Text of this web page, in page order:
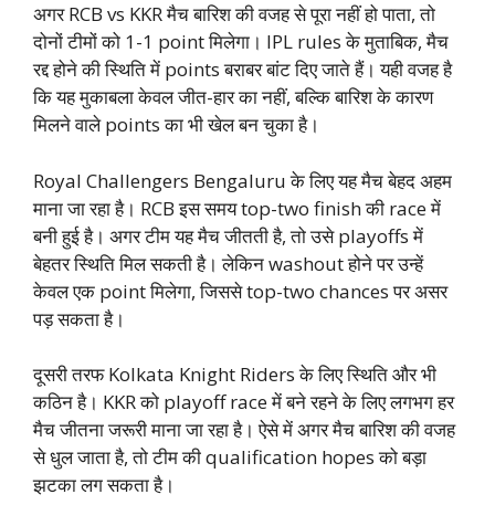
अगर RCB vs KKR मैच बारिश की वजह से पूरा नहीं हो पाता, तो
दोनों टीमों को 1-1 point मिलेगा। IPL rules के मुताबिक, मैच
रद्द होने की स्थिति में points बराबर बांट दिए जाते हैं। यही वजह है
कि यह मुकाबला केवल जीत-हार का नहीं, बल्कि बारिश के कारण
मिलने वाले points का भी खेल बन चुका है।
Royal Challengers Bengaluru के लिए यह मैच बेहद अहम
माना जा रहा है। RCB इस समय top-two finish की race में
बनी हुई है। अगर टीम यह मैच जीतती है, तो उसे playoffs में
बेहतर स्थिति मिल सकती है। लेकिन washout होने पर उन्हें
केवल एक point मिलेगा, जिससे top-two chances पर असर
पड़ सकता है।
दूसरी तरफ Kolkata Knight Riders के लिए स्थिति और भी
कठिन है। KKR को playoff race में बने रहने के लिए लगभग हर
मैच जीतना जरूरी माना जा रहा है। ऐसे में अगर मैच बारिश की वजह
से धुल जाता है, तो टीम की qualification hopes को बड़ा
झटका लग सकता है।